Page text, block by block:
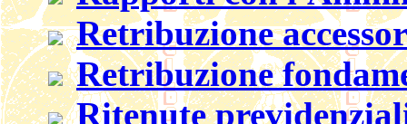
Retribuzione
Retribuzione
Ritenute